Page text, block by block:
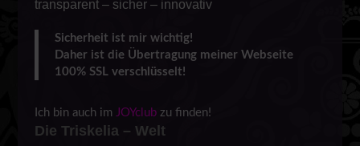
transparent – sicher – innovativ
Sicherheit ist mir wichtig!
Daher ist die Übertragung meiner Webseite
100% SSL verschlüsselt!
Ich bin auch im JOYclubzu finden!
Die Triskelia – Welt